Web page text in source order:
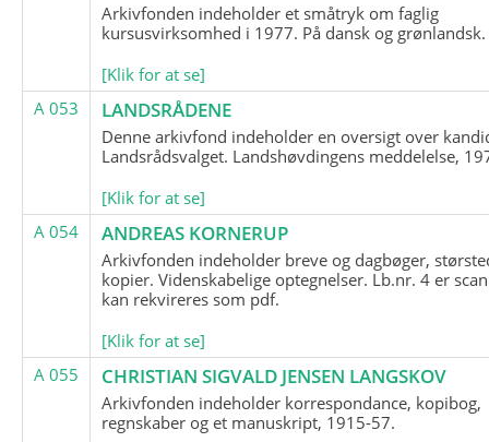
Arkivfonden indeholder et småtryk om faglig
kursusvirksomhed i 1977. På dansk og grønlandsk.
[Klik for at se]
A 053
LANDSRÅDENE
Denne arkivfond indeholder en oversigt over
Landsrådsvalget. Landshøvdingens meddelelse,
[Klik for at se]
A 054
ANDREAS KORNERUP
Arkivfonden indeholder breve og dagbøger,
kopier. Videnskabelige optegnelser. Lb.nr. 4 er
kan rekvireres som pdf.
[Klik for at se]
A 055
CHRISTIAN SIGVALD JENSEN LANGSKOV
Arkivfonden indeholder korrespondance, kopibog,
regnskaber og et manuskript, 1915-57.